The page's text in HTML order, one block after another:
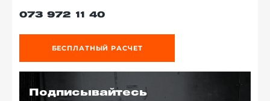
073 972 11 40
БЕСПЛАТНЫЙ РАСЧЕТ
Подписывайтесь